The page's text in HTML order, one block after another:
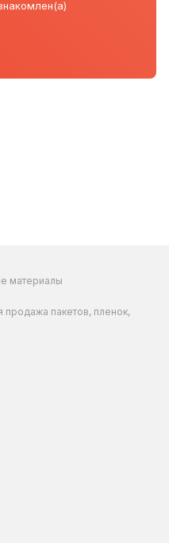
материалы
продажа пакетов, пленок,